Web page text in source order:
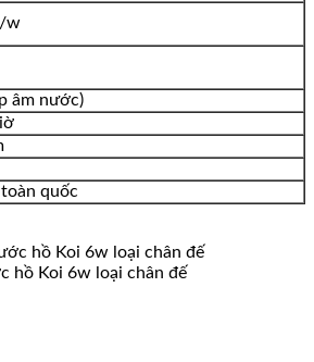
w
âm nước)
toàn quốc
hồ Koi 6w loại chân đế